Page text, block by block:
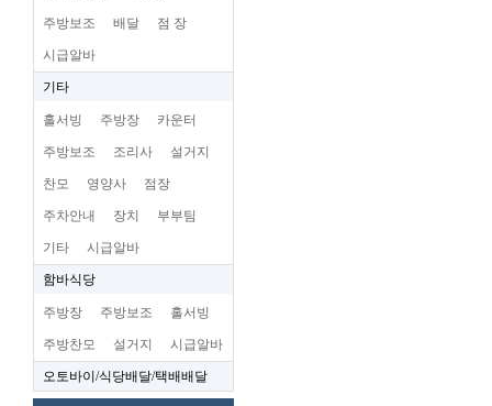
주방보조 배달 점 장
시급알바
기타
홀서빙 주방장 카운터
주방보조 조리사 설거지
찬모 영양사 점장
주차안내 장치 부부팀
기타 시급알바
함바식당
주방장 주방보조 홀서빙
주방찬모 설거지 시급알바
오토바이/식당배달/택배배달